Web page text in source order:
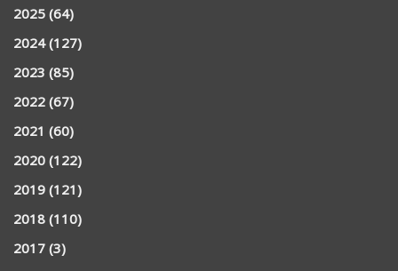
2025(64)
2024(127)
2023(85)
2022(67)
2021 (60)
2020(122)
2019(121)
2018(110)
2017(3)